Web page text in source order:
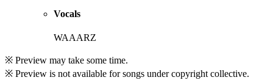
Vocals
WAAARZ
※ Preview may take some time.
※ Preview is not available for songs under copyright collective.